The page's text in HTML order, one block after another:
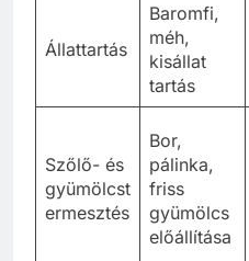
Állattartás
Baromfi,
méh,
kisállat
tartás
Szőlő- és
gyümölcst
ermesztés
Bor,
pálinka,
friss
gyümölcs
előállítása